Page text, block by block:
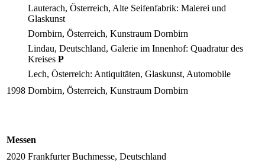
Lauterach, Österreich, Alte Seifenfabrik: Malerei und
Glaskunst
Dornbirn, Österreich, Kunstraum Dornbirn
Lindau, Deutschland, Galerie im Innenhof: Quadratur des
Kreises P
Lech, Österreich: Antiquitäten, Glaskunst, Automobile
1998 Dornbirn, Österreich, Kunstraum Dornbirn
Messen
2020 Frankfurter Buchmesse, Deutschland